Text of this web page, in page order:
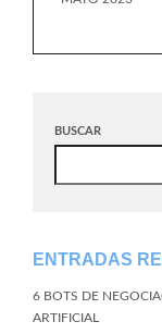
BUSCAR
ENTRADAS
6 BOTS DE
ARTIFICIAL